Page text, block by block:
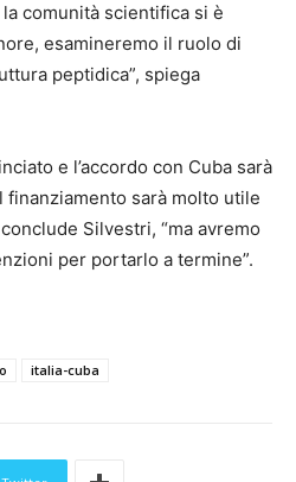
comunità scientifica si è
esamineremo il ruolo di
peptidica”, spiega
e l’accordo con Cuba sarà
finanziamento sarà molto utile
Silvestri, “ma avremo
per portarlo a termine”.
italia-cuba